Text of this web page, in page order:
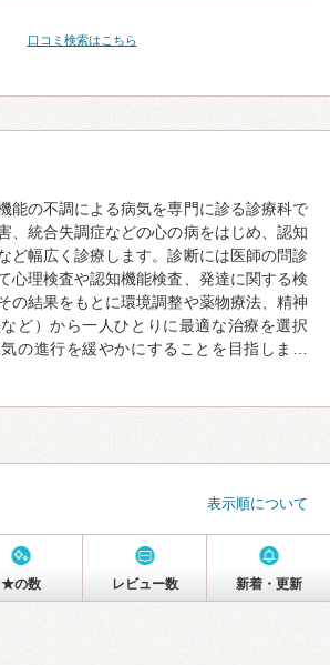
口コミ検索はこちら
能の不調による病気を専門に診る診療科で
、統合失調症などの心の病をはじめ、認知
ど幅広く診療します。診断には医師の問診
心理検査や認知機能検査、発達に関する検
の結果をもとに環境調整や薬物療法、精神
ど）から一人ひとりに最適な治療を選択
の進行を緩やかにすることを目指しま…
表示順について
★の数 レビュー数 新着・更新